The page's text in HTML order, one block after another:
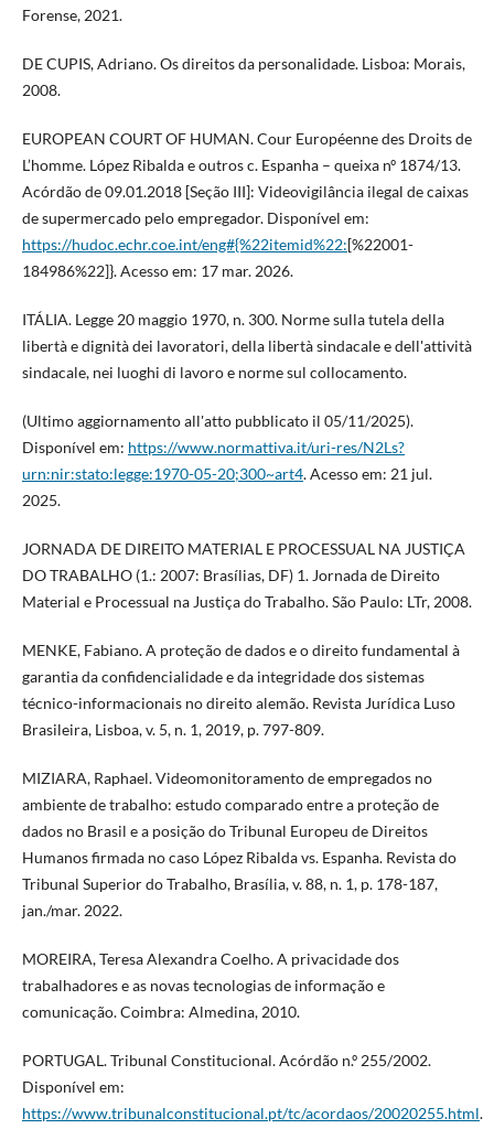
Forense, 2021.
DE CUPIS, Adriano. Os direitos da personalidade. Lisboa: Morais,
2008.
EUROPEAN COURT OF HUMAN. Cour Européenne des Droits de
L’homme. López Ribalda e outros c. Espanha – queixa nº 1874/13.
Acórdão de 09.01.2018 [Seção III]: Videovigilância ilegal de caixas
de supermercado pelo empregador. Disponível em:
https://hudoc.echr.coe.int/eng#{%22itemid%22:[%22001-
184986%22]}. Acesso em: 17 mar. 2026.
ITÁLIA. Legge 20 maggio 1970, n. 300. Norme sulla tutela della
libertà e dignità dei lavoratori, della libertà sindacale e dell'attività
sindacale, nei luoghi di lavoro e norme sul collocamento.
(Ultimo aggiornamento all'atto pubblicato il 05/11/2025).
Disponível em: https://www.normattiva.it/uri-res/N2Ls?
urn:nir:stato:legge:1970-05-20;300~art4. Acesso em: 21 jul.
2025.
JORNADA DE DIREITO MATERIAL E PROCESSUAL NA JUSTIÇA
DO TRABALHO (1.: 2007: Brasílias, DF) 1. Jornada de Direito
Material e Processual na Justiça do Trabalho. São Paulo: LTr, 2008.
MENKE, Fabiano. A proteção de dados e o direito fundamental à
garantia da confidencialidade e da integridade dos sistemas
técnico-informacionais no direito alemão. Revista Jurídica Luso
Brasileira, Lisboa, v. 5, n. 1, 2019, p. 797-809.
MIZIARA, Raphael. Videomonitoramento de empregados no
ambiente de trabalho: estudo comparado entre a proteção de
dados no Brasil e a posição do Tribunal Europeu de Direitos
Humanos firmada no caso López Ribalda vs. Espanha. Revista do
Tribunal Superior do Trabalho, Brasília, v. 88, n. 1, p. 178-187,
jan./mar. 2022.
MOREIRA, Teresa Alexandra Coelho. A privacidade dos
trabalhadores e as novas tecnologias de informação e
comunicação. Coimbra: Almedina, 2010.
PORTUGAL. Tribunal Constitucional. Acórdão n.º 255/2002.
Disponível em:
https://www.tribunalconstitucional.pt/tc/acordaos/20020255.html.